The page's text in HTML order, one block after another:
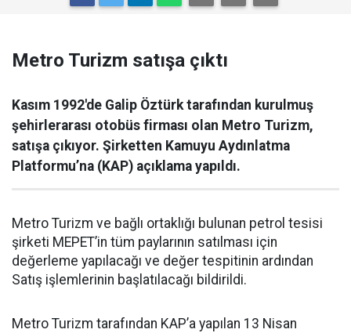
Metro Turizm satışa çıktı
Kasım 1992'de Galip Öztürk tarafından kurulmuş
şehirlerarası otobüs firması olan Metro Turizm,
satışa çıkıyor. Şirketten Kamuyu Aydınlatma
Platformu’na (KAP) açıklama yapıldı.
Metro Turizm ve bağlı ortaklığı bulunan petrol tesisi
şirketi MEPET’in tüm paylarının satılması için
değerleme yapılacağı ve değer tespitinin ardından
Satış işlemlerinin başlatılacağı bildirildi.
Metro Turizm tarafından KAP’a yapılan 13 Nisan